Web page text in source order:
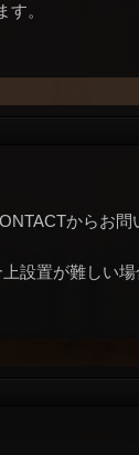
す。
からお問
設置が難しい場